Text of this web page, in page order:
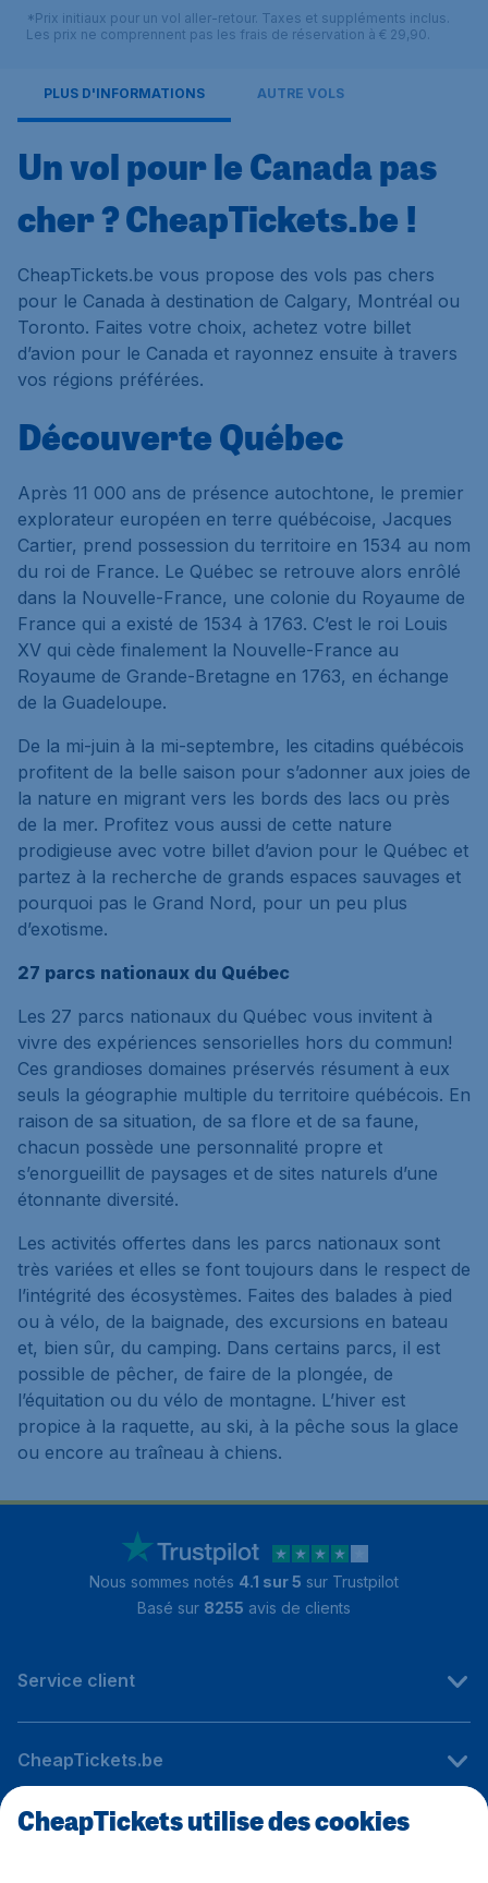
*Prix initiaux pour un vol aller-retour. Taxes et suppléments inclus.
Les prix ne comprennent pas les frais de réservation à € 29,90.
PLUS D'INFORMATIONS AUTRE VOLS
Un vol pour le Canada pas
cher ? CheapTickets.be !
CheapTickets.be vous propose des vols pas chers
pour le Canada à destination de Calgary, Montréal ou
Toronto. Faites votre choix, achetez votre billet
d’avion pour le Canada et rayonnez ensuite à travers
vos régions préférées.
Découverte Québec
Après 11 000 ans de présence autochtone, le premier
explorateur européen en terre québécoise, Jacques
Cartier, prend possession du territoire en 1534 au nom
du roi de France. Le Québec se retrouve alors enrôlé
dans la Nouvelle-France, une colonie du Royaume de
France qui a existé de 1534 à 1763. C’est le roi Louis
XV qui cède finalement la Nouvelle-France au
Royaume de Grande-Bretagne en 1763, en échange
de la Guadeloupe.
De la mi-juin à la mi-septembre, les citadins québécois
profitent de la belle saison pour s’adonner aux joies de
la nature en migrant vers les bords des lacs ou près
de la mer. Profitez vous aussi de cette nature
prodigieuse avec votre billet d’avion pour le Québec et
partez à la recherche de grands espaces sauvages et
pourquoi pas le Grand Nord, pour un peu plus
d’exotisme.
27 parcs nationaux du Québec
Les 27 parcs nationaux du Québec vous invitent à
vivre des expériences sensorielles hors du commun!
Ces grandioses domaines préservés résument à eux
seuls la géographie multiple du territoire québécois. En
raison de sa situation, de sa flore et de sa faune,
chacun possède une personnalité propre et
s’enorgueillit de paysages et de sites naturels d’une
étonnante diversité.
Les activités offertes dans les parcs nationaux sont
très variées et elles se font toujours dans le respect de
l’intégrité des écosystèmes. Faites des balades à pied
ou à vélo, de la baignade, des excursions en bateau
et, bien sûr, du camping. Dans certains parcs, il est
possible de pêcher, de faire de la plongée, de
l’équitation ou du vélo de montagne. L’hiver est
propice à la raquette, au ski, à la pêche sous la glace
ou encore au traîneau à chiens.
Nous sommes notés 4.1 sur 5 sur Trustpilot
Basé sur 8255 avis de clients
Service client
CheapTickets.be
Sites internationaux
CheapTickets utilise des cookies